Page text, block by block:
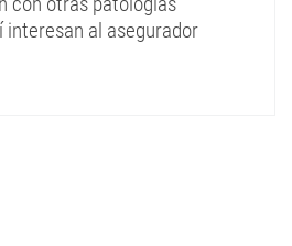
interesan al asegurador